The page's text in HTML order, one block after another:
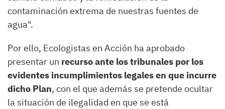
contaminación extrema de nuestras fuentes de
agua".
Por ello, Ecologistas en Acción ha aprobado
presentar un recurso ante los tribunales por los
evidentes incumplimientos legales en que incurre
dicho Plan, con el que además se pretende ocultar
la situación de ilegalidad en que se está